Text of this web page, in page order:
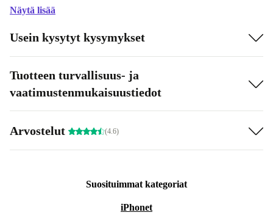
Näytä lisää
Usein kysytyt kysymykset
Tuotteen turvallisuus- ja
vaatimustenmukaisuustiedot
Arvostelut (4.6)
Suosituimmat kategoriat
iPhonet